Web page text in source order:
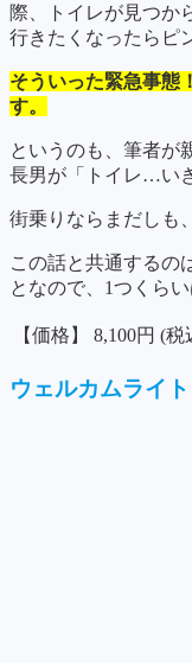
際、トイレが見つか
行きたくなったらピ
そういった緊急事態
す。
というのも、筆者が
長男が「トイレ…い
街乗りならまだしも
この話と共通するの
となので、1つくら
【価格】 8,100円 (税
ウェルカムライ